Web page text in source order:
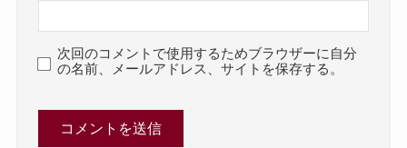
次回のコメントで使用するためブラウザーに自分
の名前、メールアドレス、サイトを保存する。